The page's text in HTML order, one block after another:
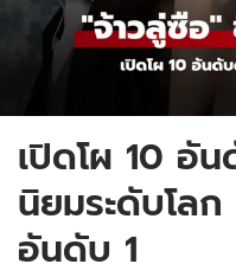
เปิดโผ 10 อั
นิยมระดับโล
อันดับ 1